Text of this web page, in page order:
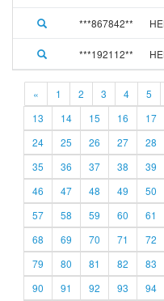
***867842**
***192112**
« 1 2 3 4 5
13
14 15 16 17
24
25 26 27 28
35
36 37 38 39
46
47 48 49 50
57
58 59 60 61
68
69 70 71 72
79
80 81 82 83
90
91 92 93 94